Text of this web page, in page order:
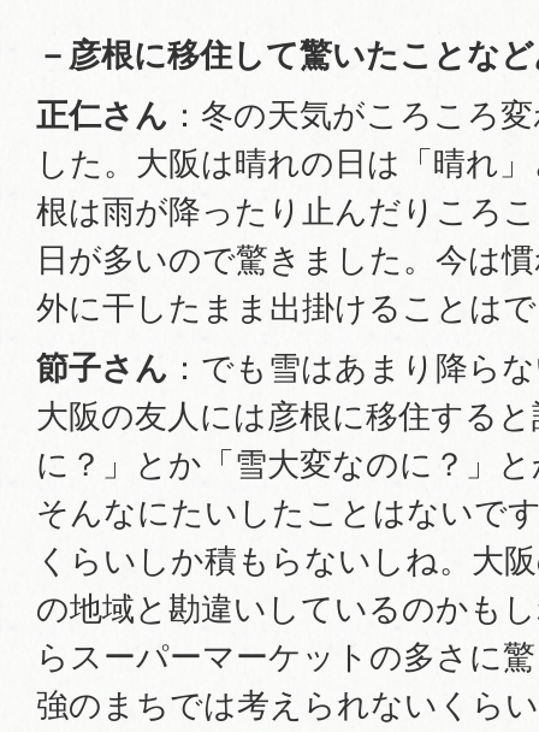
－彦根に移住して驚いたことな
正仁さん ：冬の天気がころころ
した。大阪は晴れの日は「晴れ
根は雨が降ったり止んだりころ
日が多いので驚きました。今は
外に干したまま出掛けることは
節子さん ：でも雪はあまり降ら
大阪の友人には彦根に移住する
に？」とか「雪大変なのに？」
そんなにたいしたことはないで
くらいしか積もらないしね。大
の地域と勘違いしているのかも
らスーパーマーケットの多さに
強のまちでは考えられないくら